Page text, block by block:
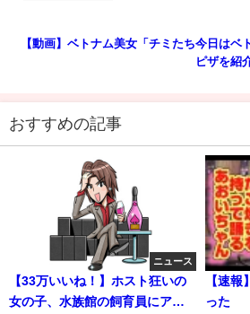
【動画】ベトナム美女「チミたち今日はベ
ピザを紹
おすすめの記事
ニュース
【33万いいね！】ホスト狂いの
女の子、水族館の飼育員にアド
【速
った